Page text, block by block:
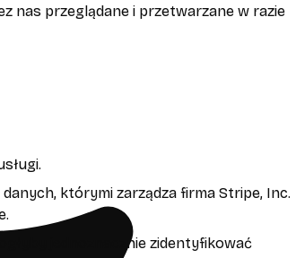
nas przeglądane i przetwarzane w razie
którymi zarządza firma Stripe, Inc.
jednoznacznie zidentyfikować